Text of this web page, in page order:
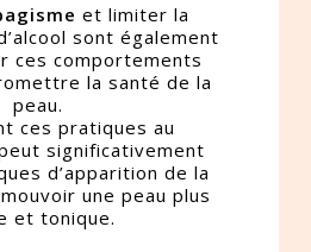
et limiter la
sont également
ces comportements
la santé de la
peau.
ces pratiques au
significativement
d’apparition de la
une peau plus
et tonique.